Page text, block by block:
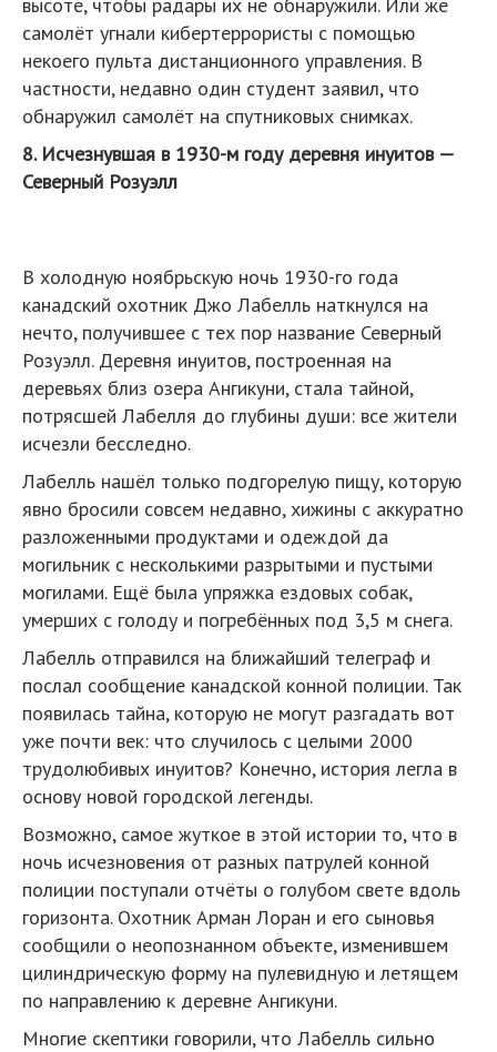
самолёт угнали кибертеррористы с помощью
некоего пульта дистанционного управления. В
частности, недавно один студент заявил, что
обнаружил самолёт на спутниковых снимках.
8. Исчезнувшая в 1930-м году деревня инуитов —
Северный Розуэлл
В холодную ноябрьскую ночь 1930-го года
канадский охотник Джо Лабелль наткнулся на
нечто, получившее с тех пор название Северный
Розуэлл. Деревня инуитов, построенная на
деревьях близ озера Ангикуни, стала тайной,
потрясшей Лабелля до глубины души: все жители
исчезли бесследно.
Лабелль нашёл только подгорелую пищу, которую
явно бросили совсем недавно, хижины с аккуратно
разложенными продуктами и одеждой да
могильник с несколькими разрытыми и пустыми
могилами. Ещё была упряжка ездовых собак,
умерших с голоду и погребённых под 3,5 м снега.
Лабелль отправился на ближайший телеграф и
послал сообщение канадской конной полиции. Так
появилась тайна, которую не могут разгадать вот
уже почти век: что случилось с целыми 2000
трудолюбивых инуитов? Конечно, история легла в
основу новой городской легенды.
Возможно, самое жуткое в этой истории то, что в
ночь исчезновения от разных патрулей конной
полиции поступали отчёты о голубом свете вдоль
горизонта. Охотник Арман Лоран и его сыновья
сообщили о неопознанном объекте, изменившем
цилиндрическую форму на пулевидную и летящем
по направлению к деревне Ангикуни.
Многие скептики говорили, что Лабелль сильно